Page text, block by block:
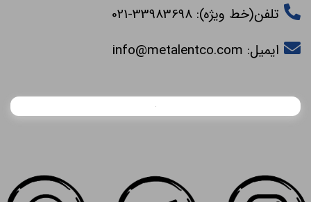
تلفن(خط ویژه): 33983698-021
ایمیل:info@metalentco.com